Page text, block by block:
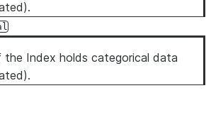
the Index holds categorical data